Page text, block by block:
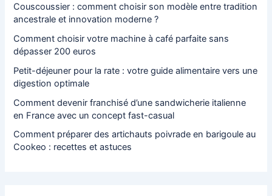
Couscoussier : comment choisir son modèle entre tradition
ancestrale et innovation moderne ?
Comment choisir votre machine à café parfaite sans
dépasser 200 euros
Petit-déjeuner pour la rate : votre guide alimentaire vers une
digestion optimale
Comment devenir franchisé d’une sandwicherie italienne
en France avec un concept fast-casual
Comment préparer des artichauts poivrade en barigoule au
Cookeo : recettes et astuces